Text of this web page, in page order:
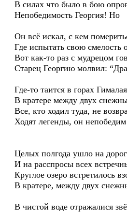
В силах что было в бою
Непобедимость Георгия! Но
Он всё искал, с кем
Где испытать свою смелость
Вот как-то раз с мудрецом
Старец Георгию молвил:
Где-то таится в горах
В кратере между двух
Все, кто ходил туда, не
Ходят легенды, он
Целых полгода ушло на
И на расспросы всех
Круглое озеро встретилось
В кратере, между двух
В чистой воде отражалися